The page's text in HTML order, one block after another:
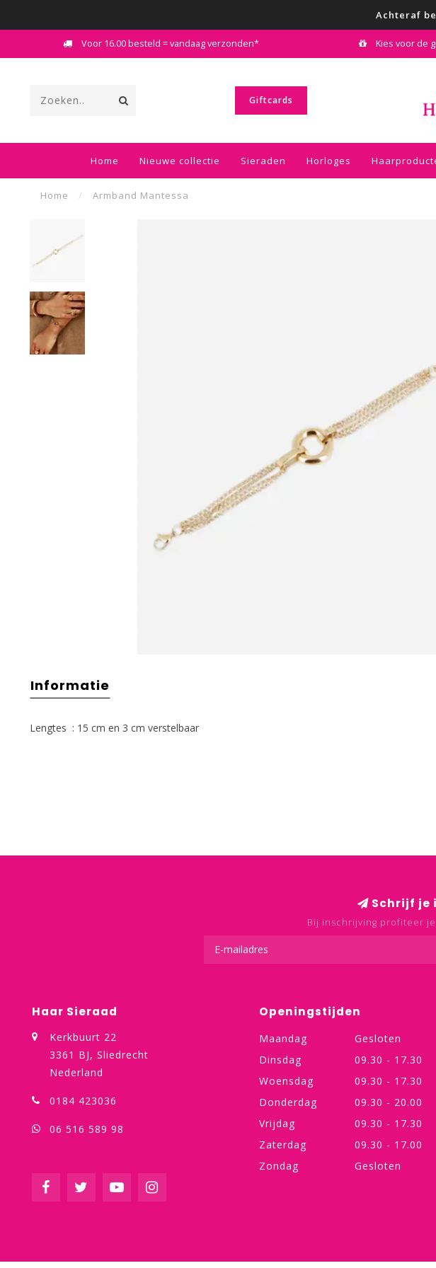
Achteraf
Voor 16.00 besteld = vandaag verzonden* Kies voor de
Giftcards
Home Nieuwe collectie Sieraden Horloges
Home / Armband Mantessa
Informatie
Lengtes : 15 cm en 3 cm verstelbaar
Schrijf je
Bij inschrijving profiteer
Haar Sieraad
Kerkbuurt 22
3361 BJ, Sliedrecht
Nederland
0184 423036
06 516 589 98
Openingstijden
Maandag
Gesloten
Dinsdag
09.30 - 17.30
Woensdag
09.30 - 17.30
Donderdag
09.30 - 20.00
Vrijdag
09.30 - 17.30
Zaterdag
09.30 - 17.00
Zondag
Gesloten